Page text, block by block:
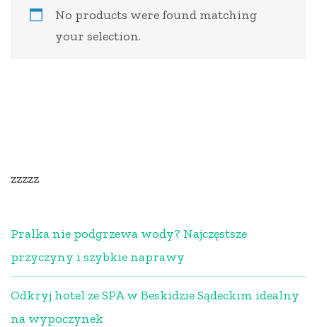
No products were found matching
your selection.
zzzzz
Pralka nie podgrzewa wody? Najczęstsze
przyczyny i szybkie naprawy
Odkryj hotel ze SPA w Beskidzie Sądeckim idealny
na wypoczynek